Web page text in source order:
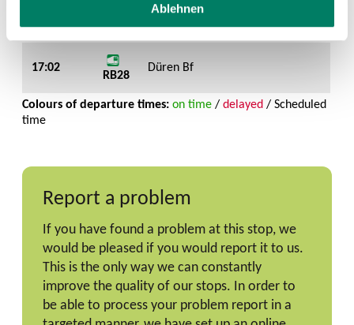
Ablehnen
Report a problem
If you have found a problem at this stop, we
would be pleased if you would report it to us.
This is the only way we can constantly
improve the quality of our stops. In order to
be able to process your problem report in a